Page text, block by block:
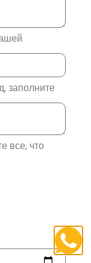
заполните
все, что